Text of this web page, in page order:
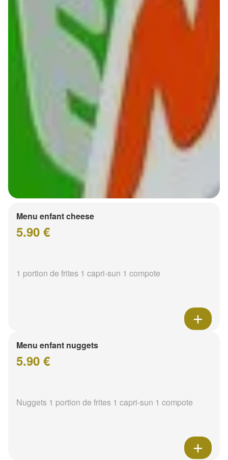
Menu enfant cheese
5.90 €
1 portion de frites 1 capri-sun 1 compote
Menu enfant nuggets
5.90 €
Nuggets 1 portion de frites 1 capri-sun 1 compote